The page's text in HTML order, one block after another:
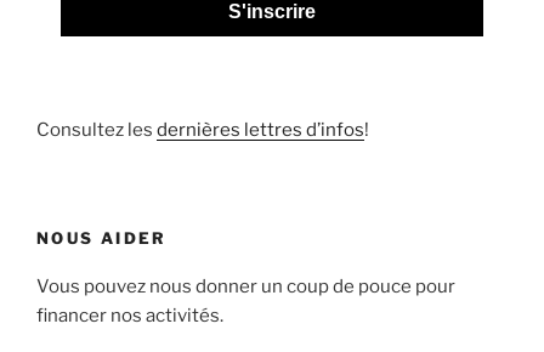
S'inscrire
Consultez les dernières lettres d’infos!
NOUS AIDER
Vous pouvez nous donner un coup de pouce pour
financer nos activités.